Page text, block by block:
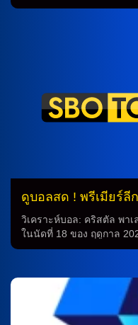
เหตุการณ์ในเกมของทีมโ
ความต่อเนื่องบ้าง แต่ก็ยัง
ในขณะเดียวกัน ทีมเจนัวก็
อตาลันต้า 0-1 และอินเตอ
ความพยายามและความตั้
จะมีเกมที่น่าตื่นเต้นและสุ
ฟุตบอลไม่ใช่เรื่องง่าย แต่
เชี่ยวชาญ เราอาจจะสาม
เคียง ท้ายสุดทีมไหนจะเป็น
ต้องรอดูกันต่อไปว่าคำทำน
เดาผลลัพธ์โดยมองว่าทีมใ
ปัจจัยหลายประการ เช่น
ล่าสุด การเล่นในสนามเห
อาจจะคล้ายคลึงกับการทำ
ดูบอลสด ! พรีเมียร์ลี
28 ธ.ค.68
วิเคราะห์บอล: คริสตัล พา
ในนัดที่ 18 ของ ฤดูกาล
อังกฤษ ทีมคริสตัล พาเลซ
28 ธันวาคม 2568 ในเวล
ระหว่าง คริสตัล พาเลซ แ
สำคัญมาก เนื่องจากทั้งสอ
ความสามารถในการแข่ง